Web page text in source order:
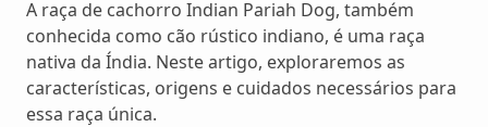
A raça de cachorro Indian Pariah Dog, também
conhecida como cão rústico indiano, é uma raça
nativa da Índia. Neste artigo, exploraremos as
características, origens e cuidados necessários para
essa raça única.